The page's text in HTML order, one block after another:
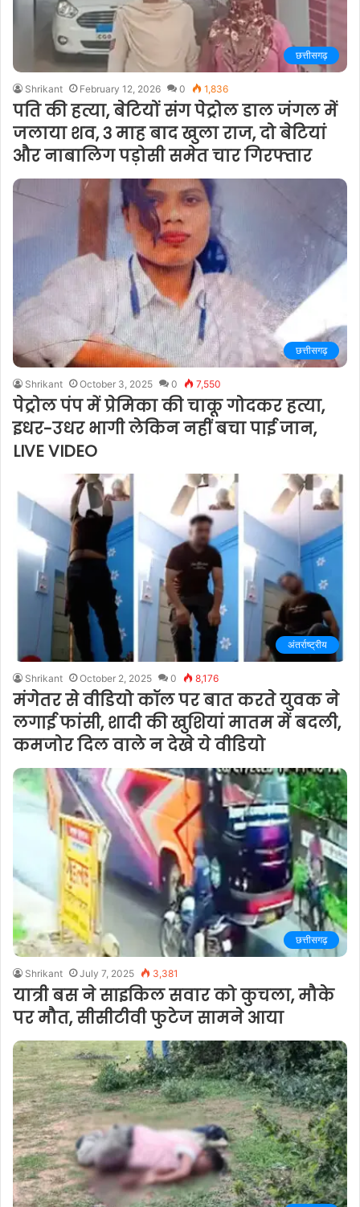
छत्तीसगढ़
Shrikant February 12, 2026 0 1,836
पति की हत्या, बेटियों संग पेट्रोल डाल जंगल में
जलाया शव, 3 माह बाद खुला राज, दो बेटियां
और नाबालिग पड़ोसी समेत चार गिरफ्तार
छत्तीसगढ़
Shrikant October 3, 2025 0 7,550
पेट्रोल पंप में प्रेमिका की चाकू गोदकर हत्या,
इधर-उधर भागी लेकिन नहीं बचा पाई जान,
LIVE VIDEO
अंतर्राष्ट्रीय
Shrikant October 2, 2025 0 8,176
मंगेतर से वीडियो कॉल पर बात करते युवक ने
लगाई फांसी, शादी की खुशियां मातम में बदली,
कमजोर दिल वाले न देखे ये वीडियो
छत्तीसगढ़
Shrikant July 7, 2025 3,381
यात्री बस ने साइकिल सवार को कुचला, मौके
पर मौत, सीसीटीवी फुटेज सामने आया